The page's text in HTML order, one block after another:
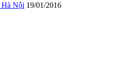
Hà Nội 19/01/2016